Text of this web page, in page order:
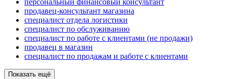
персональный финансовый консультант
продавец-консультант магазина
специалист отдела логистики
специалист по обслуживанию
специалист по работе с клиентами (не продажи)
продавец в магазин
специалист по продажам и работе с клиентами
Показать ещё